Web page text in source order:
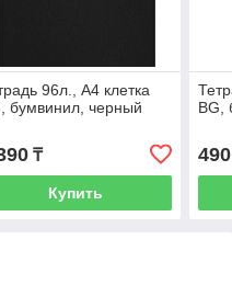
96л., А4 клетка
бумвинил, черный
₸
Купить
BG,
490